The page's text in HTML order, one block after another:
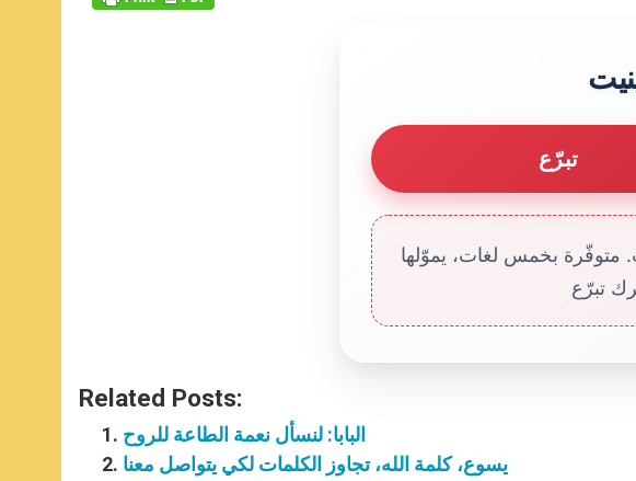
تبرّع
متوفّرة بخمس لغات، يموّلها
تبرّع
Related Posts:
البابا: لنسأل نعمة الطاعة للروح
يسوع، كلمة الله، تجاوز الكلمات لكي يتواصل معنا